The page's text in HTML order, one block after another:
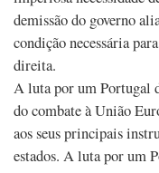
demissão do governo
condição necessária
direita.
A luta por um Portugal
do combate à União
aos seus principais
estados. A luta por um